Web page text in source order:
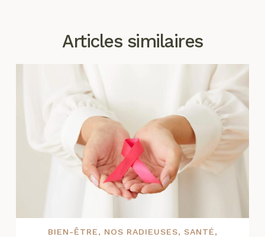
Articles similaires
BIEN-ÊTRE, NOS RADIEUSES, SANTÉ,